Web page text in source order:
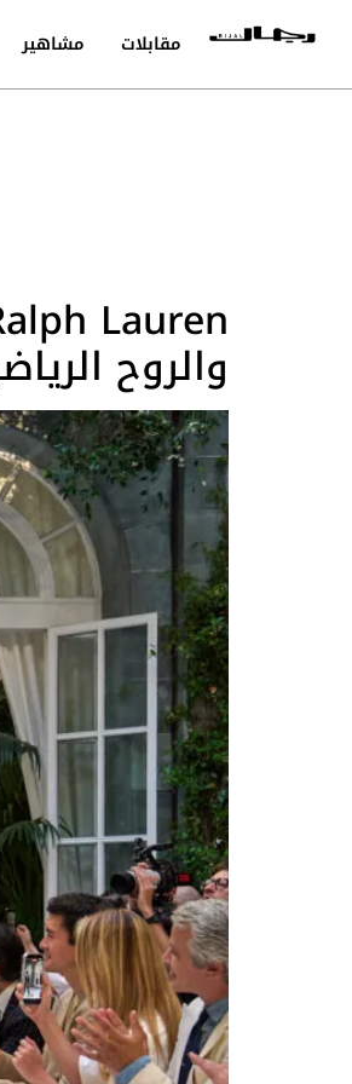
مشاهير مقابلات
والروح